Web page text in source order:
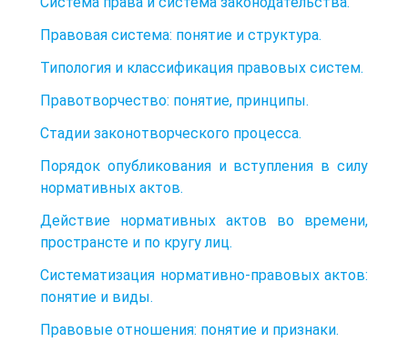
Правовая система: понятие и структура.
Типология и классификация правовых систем.
Правотворчество: понятие, принципы.
Стадии законотворческого процесса.
Порядок опубликования и вступления в силу
нормативных актов.
Действие нормативных актов во времени,
пространсте и по кругу лиц.
Систематизация нормативно-правовых актов:
понятие и виды.
Правовые отношения: понятие и признаки.